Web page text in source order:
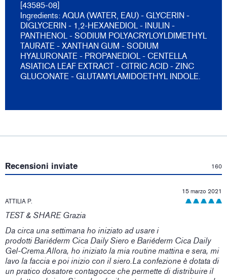
[43585-08]
Ingredients: AQUA (WATER, EAU) - GLYCERIN -
DIGLYCERIN - 1,2-HEXANEDIOL - INULIN -
PANTHENOL - SODIUM POLYACRYLOYLDIMETHYL
TAURATE - XANTHAN GUM - SODIUM
HYALURONATE - PROPANEDIOL - CENTELLA
ASIATICA LEAF EXTRACT - CITRIC ACID - ZINC
GLUCONATE - GLUTAMYLAMIDOETHYL INDOLE.
Recensioni inviate: 160
ATTILIA P.
15 marzo 2021
TEST & SHARE Grazia
Da circa una settimana ho iniziato ad usare i
prodotti Bariéderm Cica Daily Siero e Bariéderm Cica Daily
Gel-Crema.Allora, ho iniziato la mia routine mattina e sera, mi
lavo la faccia e poi inizio con il siero.La confezione è dotata di
un pratico dosatore contagocce che permette di distribuire il